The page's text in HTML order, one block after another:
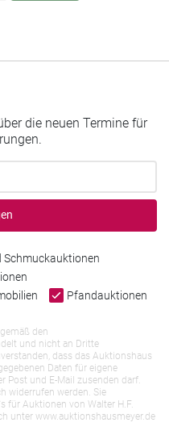
die neuen Termine für
Schmuckauktionen
Pfandauktionen
den
und nicht an Dritte
dass das Auktionshaus
Daten für eigene
Post und E-Mail zusenden darf.
widerrufen werden. Sie
für Auktionen von Walter H.F.
unter www.auktionshausmeyer.de